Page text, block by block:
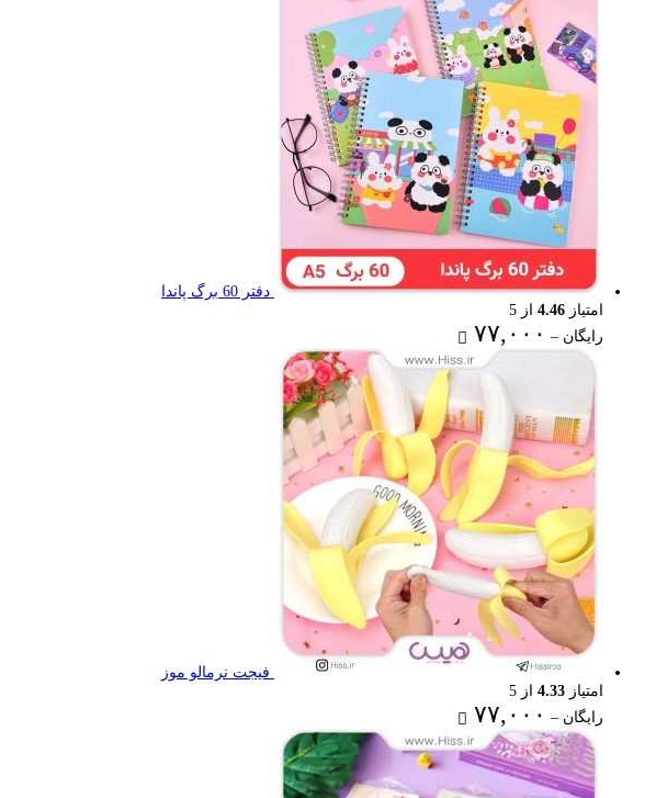
۶۷,۰۰۰ تومان
دفتر 60 برگ پاندا
امتیاز 4.46 از 5
رایگان – ۷۷,۰۰۰
رایگان
through
۷۷,۰۰۰ تومان
فیجت نرمالو موز
امتیاز 4.33 از 5
رایگان – ۷۷,۰۰۰
رایگان
through